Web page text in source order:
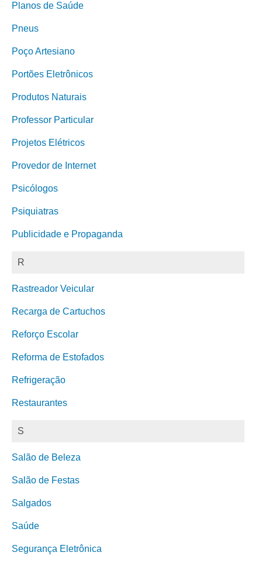
Planos de Saúde
Pneus
Poço Artesiano
Portões Eletrônicos
Produtos Naturais
Professor Particular
Projetos Elétricos
Provedor de Internet
Psicólogos
Psiquiatras
Publicidade e Propaganda
R
Rastreador Veicular
Recarga de Cartuchos
Reforço Escolar
Reforma de Estofados
Refrigeração
Restaurantes
S
Salão de Beleza
Salão de Festas
Salgados
Saúde
Segurança Eletrônica